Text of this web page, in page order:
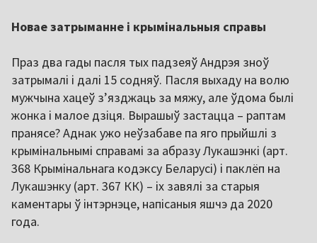
Новае затрыманне і крымінальныя справы
Праз два гады пасля тых падзеяў Андрэя зноў
затрымалі і далі 15 содняў. Пасля выхаду на волю
мужчына хацеў з’язджаць за мяжу, але ўдома былі
жонка і малое дзіця. Вырашыў застацца – раптам
пранясе? Аднак ужо неўзабаве па яго прыйшлі з
крымінальнымі справамі за абразу Лукашэнкі (арт.
368 Крымінальнага кодэксу Беларусі) і паклёп на
Лукашэнку (арт. 367 КК) – іх завялі за старыя
каментары ў інтэрнэце, напісаныя яшчэ да 2020
года.